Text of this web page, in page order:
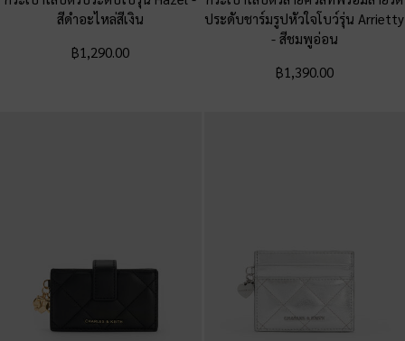
สีดำอะไหล่สีเงิน
฿1,290.00
ประดับชาร์มรูปหัวใจโบว์รุ่น Arrietty
- สีชมพูอ่อน
฿1,390.00